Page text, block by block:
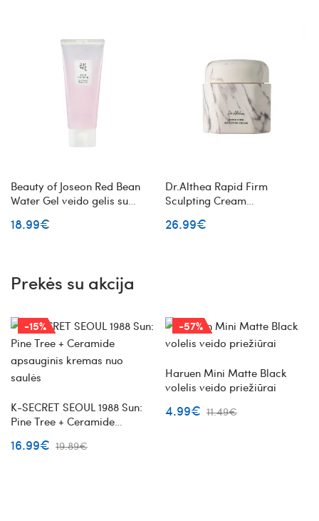
Beauty of Joseon Red Bean
Water Gel veido gelis su
18.99€
Dr.Althea Rapid Firm
Sculpting Cream
suteikiantis veido kremas
26.99€
Prekės su akcija
-15%
K-SECRET SEOUL 1988 Sun:
Pine Tree + Ceramide
saulės
16.99€ 19.89€
-57%
Haruen Mini Matte Black
volelis veido priežiūrai
4.99€ 11.49€